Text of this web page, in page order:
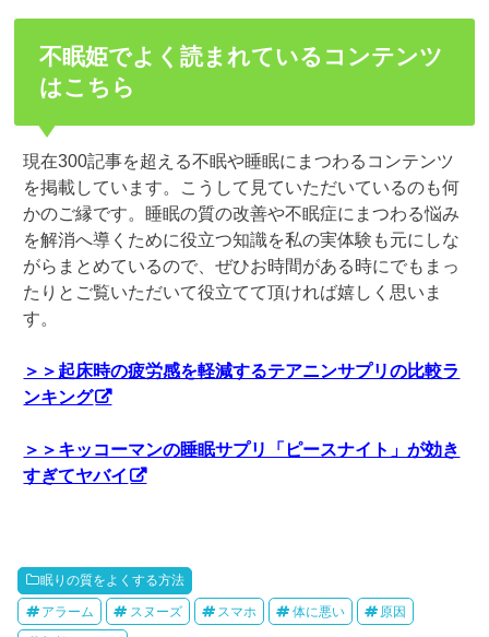
不眠姫でよく読まれているコンテンツ
はこちら
現在300記事を超える不眠や睡眠にまつわるコンテンツ
を掲載しています。こうして見ていただいているのも何
かのご縁です。睡眠の質の改善や不眠症にまつわる悩み
を解消へ導くために役立つ知識を私の実体験も元にしな
がらまとめているので、ぜひお時間がある時にでもまっ
たりとご覧いただいて役立てて頂ければ嬉しく思いま
す。
＞＞起床時の疲労感を軽減するテアニンサプリの比較ラ
ンキング
＞＞キッコーマンの睡眠サプリ「ピースナイト」が効き
すぎてヤバイ
眠りの質をよくする方法
アラーム スヌーズ スマホ 体に悪い 原因